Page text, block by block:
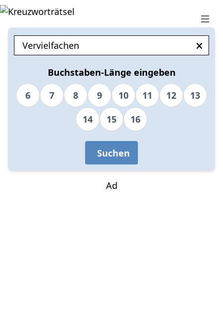
Open
Buchstaben-Länge eingeben
6
7 8 9 10 11 12
13
14
15 16
Suchen
Ad